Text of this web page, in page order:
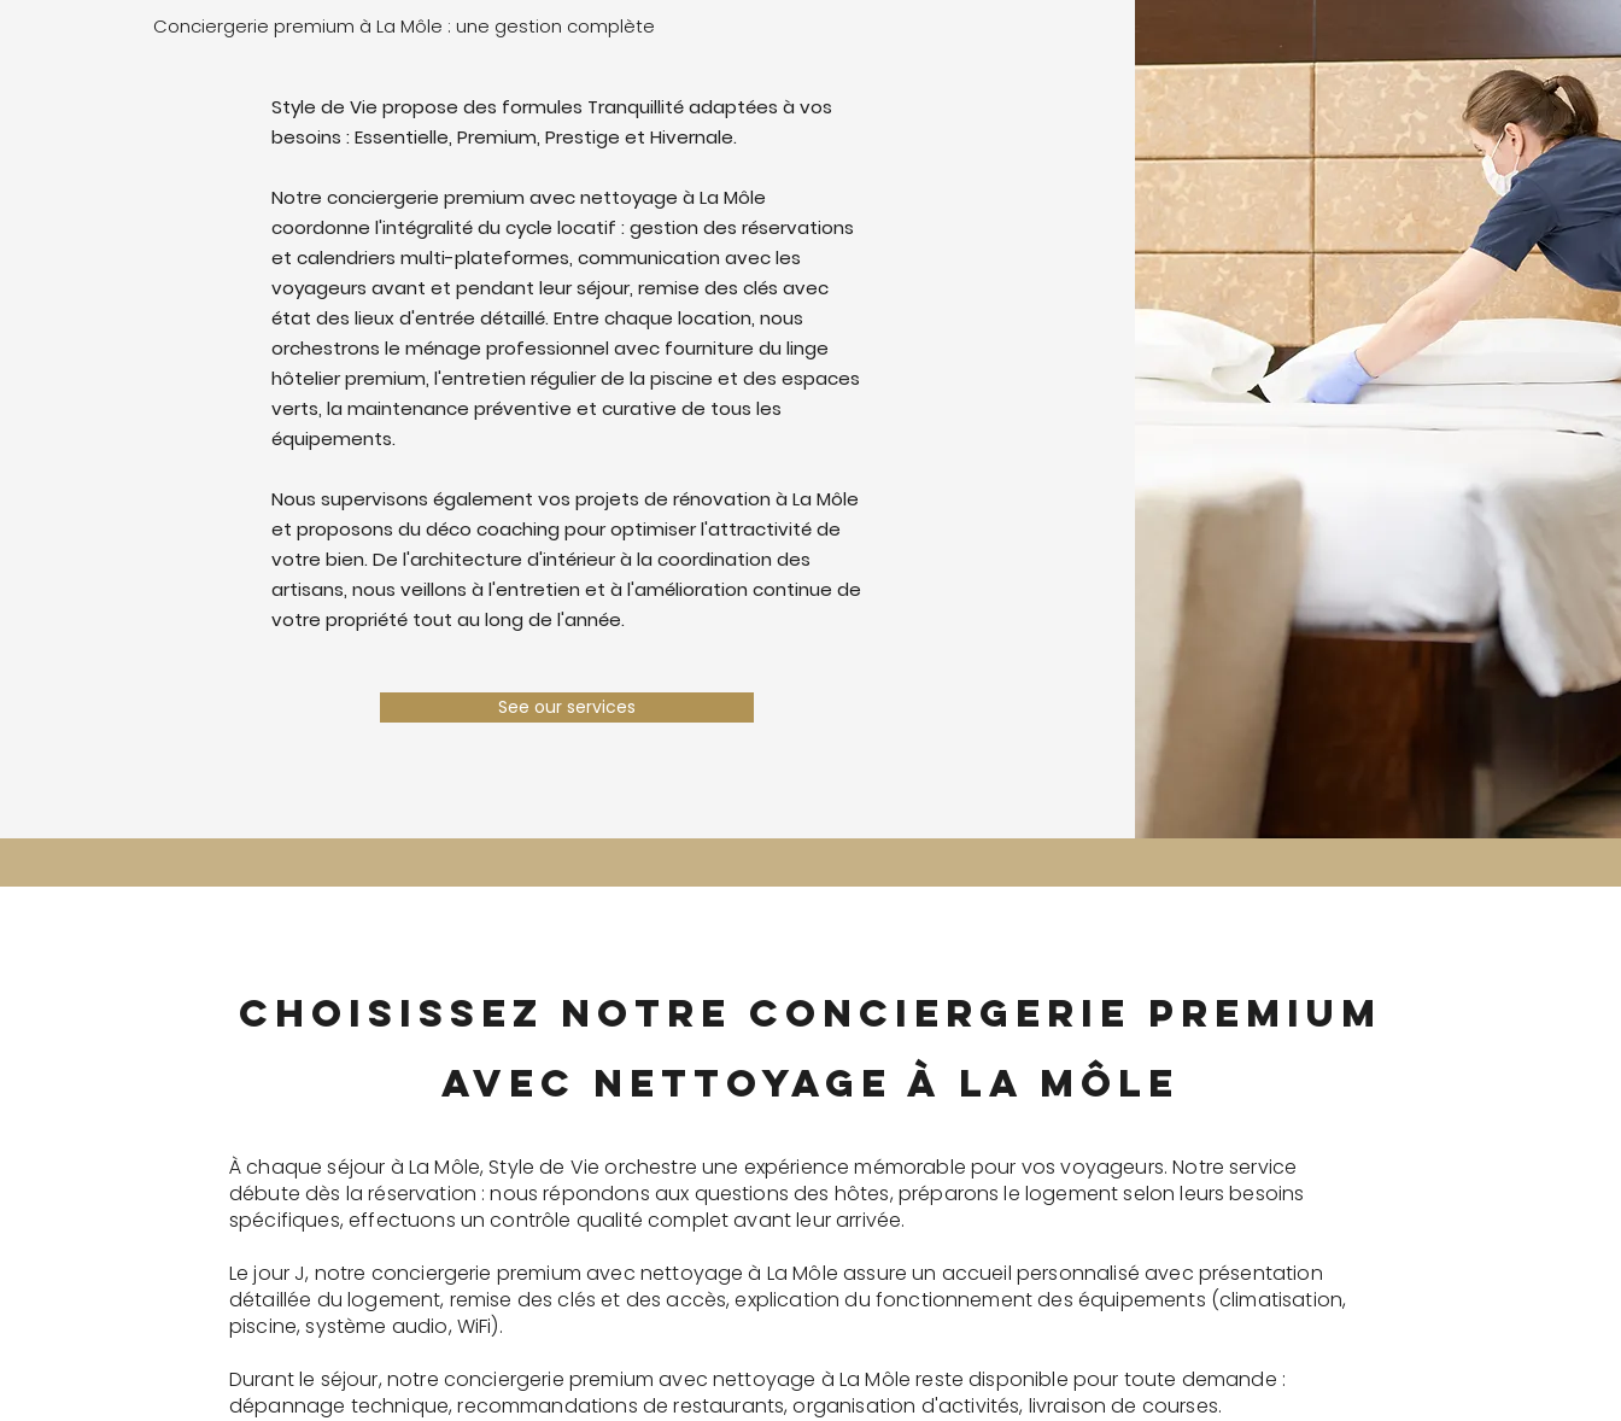
Conciergerie premium à La Môle : une gestion complète
Style de Vie propose des formules Tranquillité adaptées à vos
besoins : Essentielle, Premium, Prestige et Hivernale.
Notre conciergerie premium avec nettoyage à La Môle
coordonne l'intégralité du cycle locatif : gestion des réservations
et calendriers multi-plateformes, communication avec les
voyageurs avant et pendant leur séjour, remise des clés avec
état des lieux d'entrée détaillé. Entre chaque location, nous
orchestrons le ménage professionnel avec fourniture du linge
hôtelier premium, l'entretien régulier de la piscine et des espaces
verts, la maintenance préventive et curative de tous les
équipements.
Nous supervisons également vos projets de rénovation à La Môle
et proposons du déco coaching pour optimiser l'attractivité de
votre bien. De l'architecture d'intérieur à la coordination des
artisans, nous veillons à l'entretien et à l'amélioration continue de
votre propriété tout au long de l'année.
See our services
Choisissez notre conciergerie premium
avec nettoyage à La Môle
À chaque séjour à La Môle, Style de Vie orchestre une expérience mémorable pour vos voyageurs. Notre service
débute dès la réservation : nous répondons aux questions des hôtes, préparons le logement selon leurs besoins
spécifiques, effectuons un contrôle qualité complet avant leur arrivée.
Le jour J, notre conciergerie premium avec nettoyage à La Môle assure un accueil personnalisé avec présentation
détaillée du logement, remise des clés et des accès, explication du fonctionnement des équipements (climatisation,
piscine, système audio, WiFi).
Durant le séjour, notre conciergerie premium avec nettoyage à La Môle reste disponible pour toute demande :
dépannage technique, recommandations de restaurants, organisation d'activités, livraison de courses.